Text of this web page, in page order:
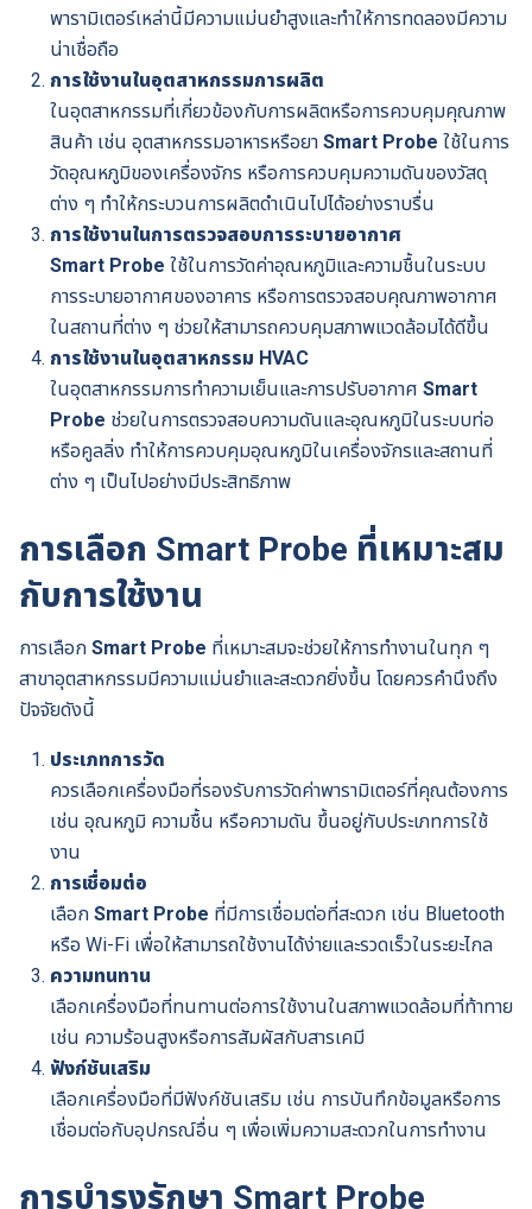
พารามิเตอร์เหล่านี้มีความแม่นยำสูงและทำให้การทดลองมีความ
น่าเชื่อถือ
การใช้งานในอุตสาหกรรมการผลิต
ในอุตสาหกรรมที่เกี่ยวข้องกับการผลิตหรือการควบคุมคุณภาพ
สินค้า เช่น อุตสาหกรรมอาหารหรือยา Smart Probe ใช้ในการ
วัดอุณหภูมิของเครื่องจักร หรือการควบคุมความดันของวัสดุ
ต่าง ๆ ทำให้กระบวนการผลิตดำเนินไปได้อย่างราบรื่น
การใช้งานในการตรวจสอบการระบายอากาศ
Smart Probe ใช้ในการวัดค่าอุณหภูมิและความชื้นในระบบ
การระบายอากาศของอาคาร หรือการตรวจสอบคุณภาพอากาศ
ในสถานที่ต่าง ๆ ช่วยให้สามารถควบคุมสภาพแวดล้อมได้ดีขึ้น
การใช้งานในอุตสาหกรรม HVAC
ในอุตสาหกรรมการทำความเย็นและการปรับอากาศ Smart
Probe ช่วยในการตรวจสอบความดันและอุณหภูมิในระบบท่อ
หรือคูลลิ่ง ทำให้การควบคุมอุณหภูมิในเครื่องจักรและสถานที่
ต่าง ๆ เป็นไปอย่างมีประสิทธิภาพ
การเลือก Smart Probe ที่เหมาะสม
กับการใช้งาน
การเลือก Smart Probe ที่เหมาะสมจะช่วยให้การทำงานในทุก ๆ
สาขาอุตสาหกรรมมีความแม่นยำและสะดวกยิ่งขึ้น โดยควรคำนึงถึง
ปัจจัยดังนี้
ประเภทการวัด
ควรเลือกเครื่องมือที่รองรับการวัดค่าพารามิเตอร์ที่คุณต้องการ
เช่น อุณหภูมิ ความชื้น หรือความดัน ขึ้นอยู่กับประเภทการใช้
งาน
การเชื่อมต่อ
เลือก Smart Probe ที่มีการเชื่อมต่อที่สะดวก เช่น Bluetooth
หรือ Wi-Fi เพื่อให้สามารถใช้งานได้ง่ายและรวดเร็วในระยะไกล
ความทนทาน
เลือกเครื่องมือที่ทนทานต่อการใช้งานในสภาพแวดล้อมที่ท้าทาย
เช่น ความร้อนสูงหรือการสัมผัสกับสารเคมี
ฟังก์ชันเสริม
เลือกเครื่องมือที่มีฟังก์ชันเสริม เช่น การบันทึกข้อมูลหรือการ
เชื่อมต่อกับอุปกรณ์อื่น ๆ เพื่อเพิ่มความสะดวกในการทำงาน
การบำรุงรักษา Smart Probe